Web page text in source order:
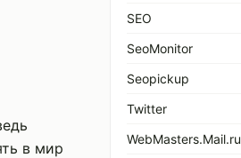
в мир
SEO
SeoMonitor
Seopickup
Twitter
WebMasters.Mail.ru